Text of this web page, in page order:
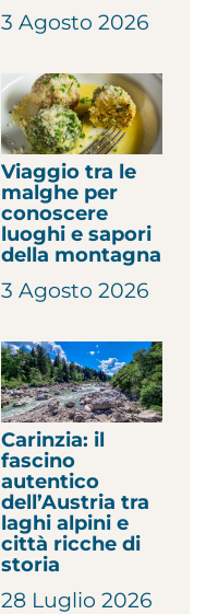
3 Agosto 2026
Viaggio tra le
malghe per
conoscere
luoghi e sapori
della montagna
3 Agosto 2026
Carinzia: il
fascino
autentico
dell’Austria tra
laghi alpini e
città ricche di
storia
28 Luglio 2026